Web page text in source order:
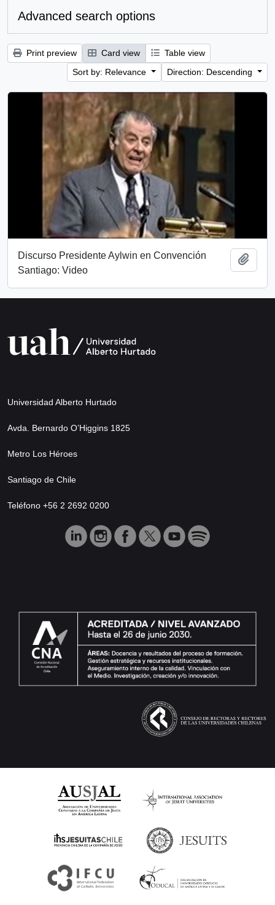
Advanced search options
Print preview Card view
Table view
Sort by: Relevance
Direction: Descending
Discurso Presidente Aylwin en Convención
Santiago: Video
Universidad Alberto Hurtado
Avda. Bernardo O’Higgins 1825
Metro Los Héroes
Santiago de Chile
Teléfono +56 2 2692 0200